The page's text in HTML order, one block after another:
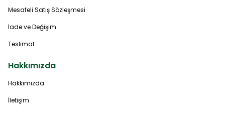
Mesafeli Satış Sözleşmesi
İade ve Değişim
Teslimat
Hakkımızda
Hakkımızda
İletişim